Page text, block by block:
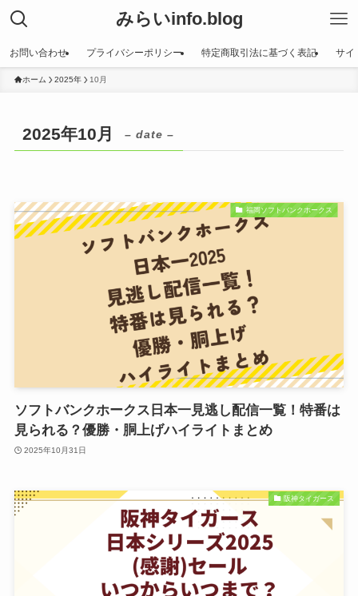
みらいinfo.blog
お問い合わせ プライバシーポリシー 特定商取引法に基づく表記 サイ
ホーム 2025年 10月
2025年10月 – date –
福岡ソフトバンクホークス
ソフトバンクホークス日本一見逃し配信一覧！特番は
見られる？優勝・胴上げハイライトまとめ
2025年10月31日
阪神タイガース